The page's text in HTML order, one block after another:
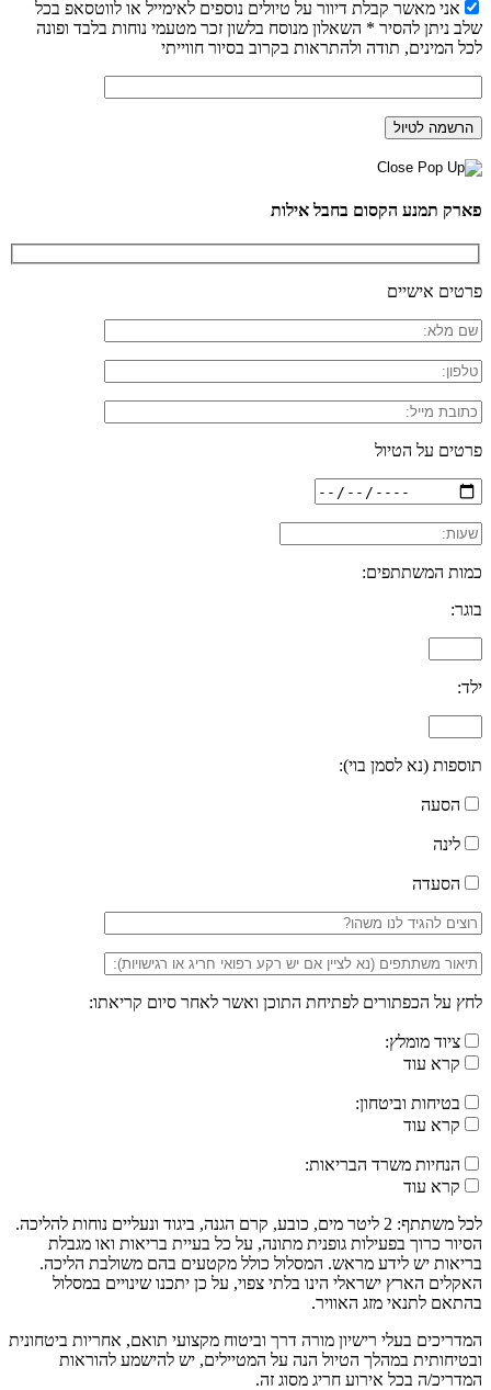
אני מאשר קבלת דיוור על טיולים נוספים לאימייל או לווטסאפ בכל
שלב ניתן להסיר * השאלון מנוסח בלשון זכר מטעמי נוחות בלבד ופונה
לכל המינים, תודה ולהתראות בקרוב בסיור חווייתי
פארק תמנע הקסום בחבל אילות
פרטים אישיים
פרטים על הטיול
כמות המשתתפים:
בוגר:
ילד:
תוספות (נא לסמן בוי):
הסעה
לינה
הסעדה
לחץ על הכפתורים לפתיחת התוכן ואשר לאחר סיום קריאתו:
ציוד מומלץ:
קרא עוד
בטיחות וביטחון:
קרא עוד
הנחיות משרד הבריאות:
קרא עוד
לכל משתתף: 2 ליטר מים, כובע, קרם הגנה, ביגוד ונעליים נוחות להליכה.
הסיור כרוך בפעילות גופנית מתונה, על כל בעיית בריאות ואו מגבלת
בריאות יש לידע מראש. המסלול כולל מקטעים בהם משולבת הליכה.
האקלים הארץ ישראלי הינו בלתי צפוי, על כן יתכנו שינויים במסלול
בהתאם לתנאי מזג האוויר.
המדריכים בעלי רישיון מורה דרך וביטוח מקצועי תואם, אחריות ביטחונית
ובטיחותית במהלך הטיול הנה על המטיילים, יש להישמע להוראות
המדריכ/ה בכל אירוע חריג מסוג זה.